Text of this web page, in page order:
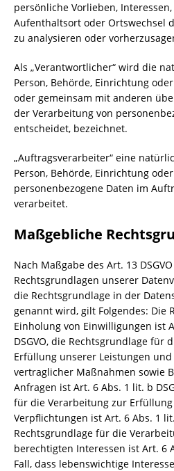
persönliche Vorlieben,
Aufenthaltsort oder Ortswechsel
zu analysieren oder
Als „Verantwortlicher“ wird die
Person, Behörde, Einrichtung
oder gemeinsam mit anderen
der Verarbeitung von
entscheidet, bezeichnet.
„Auftragsverarbeiter“ eine
Person, Behörde, Einrichtung
personenbezogene Daten im
verarbeitet.
Maßgebliche
Nach Maßgabe des Art. 13
Rechtsgrundlagen unserer
die Rechtsgrundlage in der
genannt wird, gilt Folgendes: Die
Einholung von Einwilligungen ist
DSGVO, die Rechtsgrundlage für
Erfüllung unserer Leistungen
vertraglicher Maßnahmen sowie
Anfragen ist Art. 6 Abs. 1 lit. b
für die Verarbeitung zur
Verpflichtungen ist Art. 6 Abs. 1
Rechtsgrundlage für die
berechtigten Interessen ist Art. 6
Fall, dass lebenswichtige